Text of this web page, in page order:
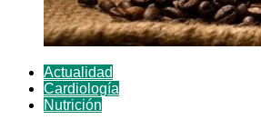
Actualidad
Cardiología
Nutrición